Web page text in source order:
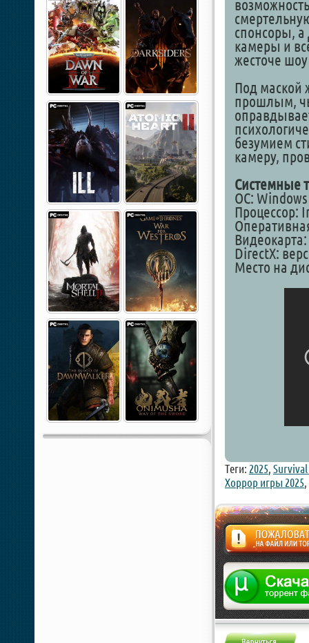
спонсоры,
камеры и
жесточе
Под маской
прошлым,
безумием
камеру,
Системные
ОС: Windows
Процессор:
Видеокарта:
DirectX:
Место на
Теги: 2025,
Хоррор игры 2025,
Жалоба